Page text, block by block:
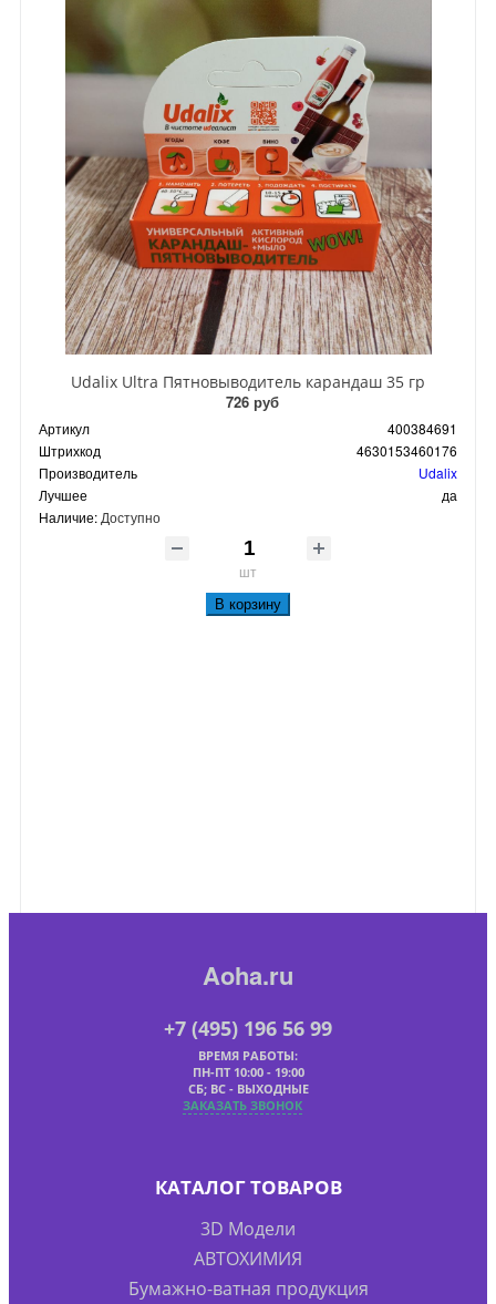
Udalix Ultra Пятновыводитель карандаш 35 гр
726 руб
Артикул
400384691
Штрихкод
4630153460176
Производитель
Udalix
Лучшее
да
Наличие: Доступно
шт
В корзину
Aoha.ru
+7 (495) 196 56 99
ВРЕМЯ РАБОТЫ:
ПН-ПТ 10:00 - 19:00
СБ; ВС - ВЫХОДНЫЕ
ЗАКАЗАТЬ ЗВОНОК
КАТАЛОГ ТОВАРОВ
3D Модели
АВТОХИМИЯ
Бумажно-ватная продукция